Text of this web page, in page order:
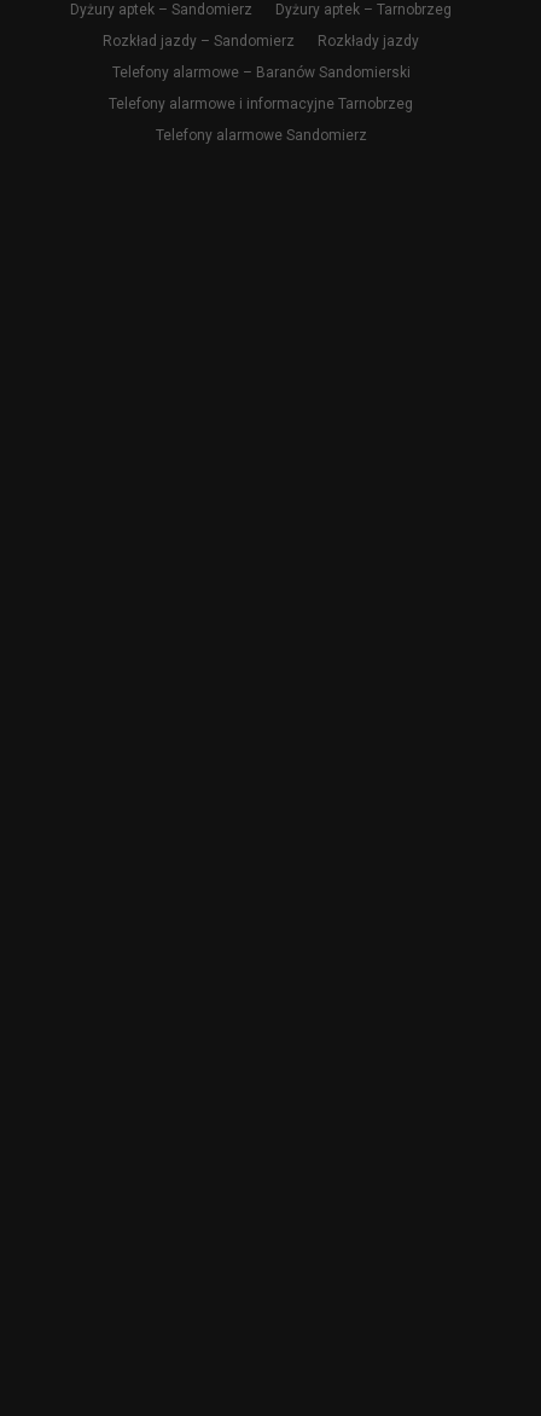
Dyżury aptek – Sandomierz
Dyżury aptek – Tarnobrzeg
Rozkład jazdy – Sandomierz
Rozkłady jazdy
Telefony alarmowe – Baranów Sandomierski
Telefony alarmowe i informacyjne Tarnobrzeg
Telefony alarmowe Sandomierz